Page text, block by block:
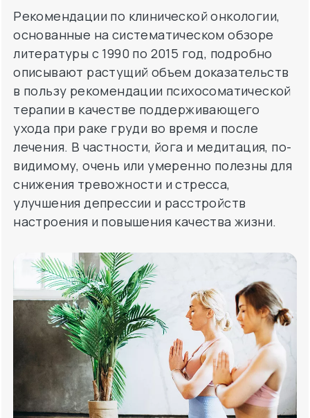
Рекомендации по клинической онкологии,
основанные на систематическом обзоре
литературы с 1990 по 2015 год, подробно
описывают растущий объем доказательств
в пользу рекомендации психосоматической
терапии в качестве поддерживающего
ухода при раке груди во время и после
лечения. В частности, йога и медитация, по-
видимому, очень или умеренно полезны для
снижения тревожности и стресса,
улучшения депрессии и расстройств
настроения и повышения качества жизни.